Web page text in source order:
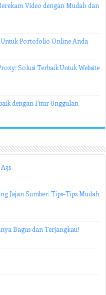
Video dengan Mudah dan
Portofolio Online Anda
Solusi Terbaik Untuk Website
dengan Fitur Unggulan
Jajan Sumber: Tips-Tips Mudah
Bagus dan Terjangkau!